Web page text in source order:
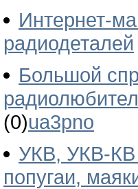
Интернет-
радиодеталей
Большой
(0)ua3pno
УКВ, УКВ-КВ
попугаи,